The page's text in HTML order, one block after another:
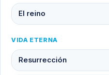
El reino
VIDA ETERNA
Resurrección